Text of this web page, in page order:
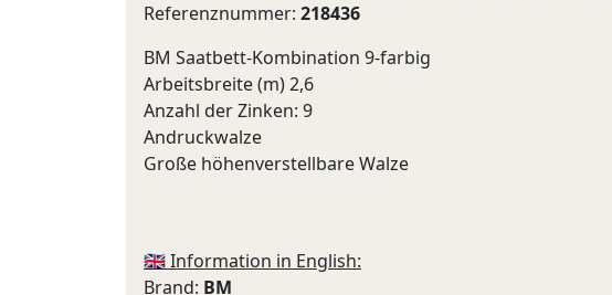
Referenznummer: 218436
BM Saatbett-Kombination 9-farbig
Arbeitsbreite (m) 2,6
Anzahl der Zinken: 9
Andruckwalze
Große höhenverstellbare Walze
🇬🇧 Information in English:
Brand: BM